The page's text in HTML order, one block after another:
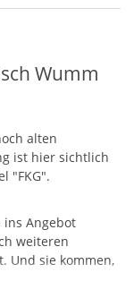
Wumm
alten
ist hier sichtlich
"FKG".
ins Angebot
weiteren
Und sie kommen,